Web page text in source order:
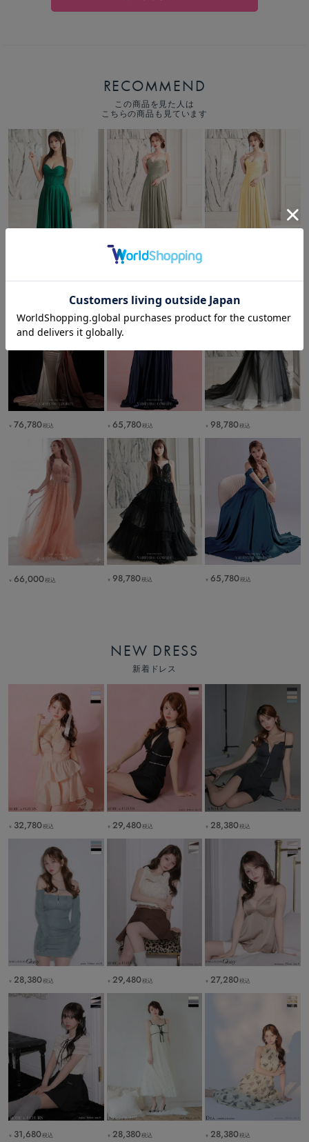
RECOMMEND
この商品を見た人は
こちらの商品も見ています
￥ 76,780税込 ￥ 65,780税込 ￥ 98,780税込
￥ 66,000税込 ￥ 98,780税込 ￥ 65,780税込
NEW DRESS
新着ドレス
￥ 32,780税込 ￥ 29,480税込 ￥ 28,380税込
￥ 28,380税込 ￥ 29,480税込 ￥ 27,280税込
￥ 31,680税込 ￥ 28,380税込 ￥ 28,380税込